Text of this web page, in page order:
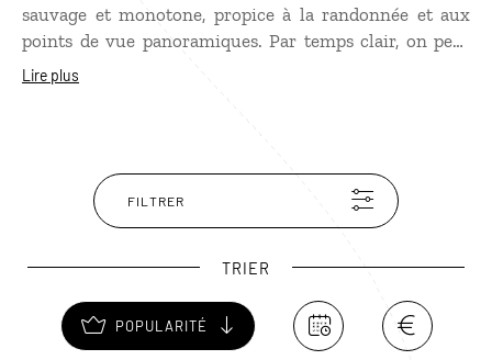
sauvage et monotone, propice à la randonnée et aux
points de vue panoramiques. Par temps clair, on peut
voir du nord au sud de l’île. Du Paul da Serra, des
Lire plus
FILTRER
TRIER
POPULARITÉ